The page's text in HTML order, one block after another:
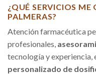
¿QUÉ SERVICIOS ME
PALMERAS?
Atención farmacéutica
profesionales,
tecnología y experiencia,
personalizado de